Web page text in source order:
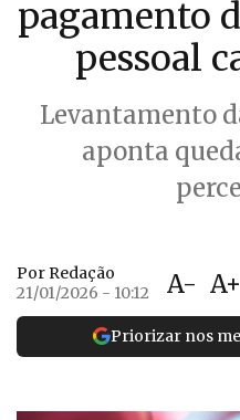
pagamento
pessoal
Levantamento
aponta
Por Redação
21/01/2026 - 10:12
A- A+
Priorizar nos